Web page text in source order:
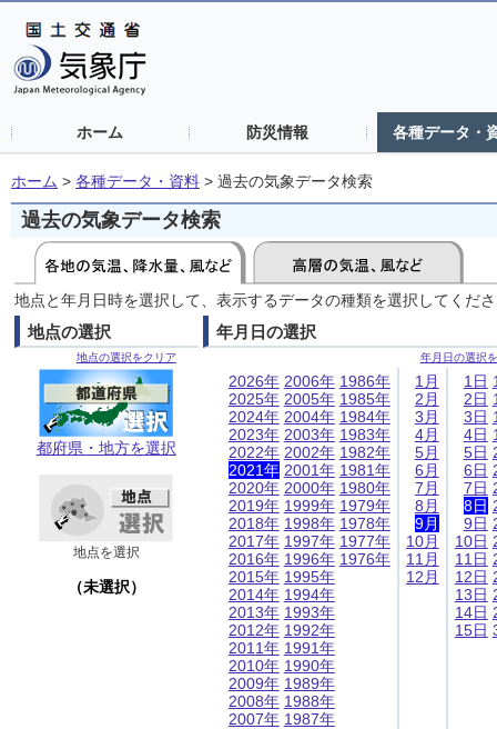
ホーム 防災情報 各種データ・
ホーム > 各種データ・資料 > 過去の気象データ検索
過去の気象データ検索
地点と年月日時を選択して、表示するデータの種類を選択してくだ
地点の選択
地点の選択をクリア
都府県・地方を選択
地点を選択
（未選択）
年月日の選択
年月日の選択
2026年
2025年
2024年
2023年
2022年
2021年
2020年
2019年
2018年
2017年
2016年
2015年
2014年
2013年
2012年
2011年
2010年
2009年
2008年
2007年
2006年
2005年
2004年
2003年
2002年
2001年
2000年
1999年
1998年
1997年
1996年
1995年
1994年
1993年
1992年
1991年
1990年
1989年
1988年
1987年
1986年
1985年
1984年
1983年
1982年
1981年
1980年
1979年
1978年
1977年
1976年
1月
2月
3月
4月
5月
6月
7月
8月
9月
10月
11月
12月
1日
2日
3日
4日
5日
6日
7日
8日
9日
10日
11日
12日
13日
14日
15日